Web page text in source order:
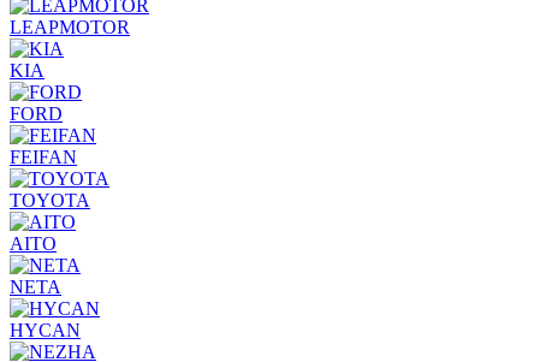
LEAPMOTOR
KIA
FORD
FEIFAN
TOYOTA
AITO
NETA
HYCAN